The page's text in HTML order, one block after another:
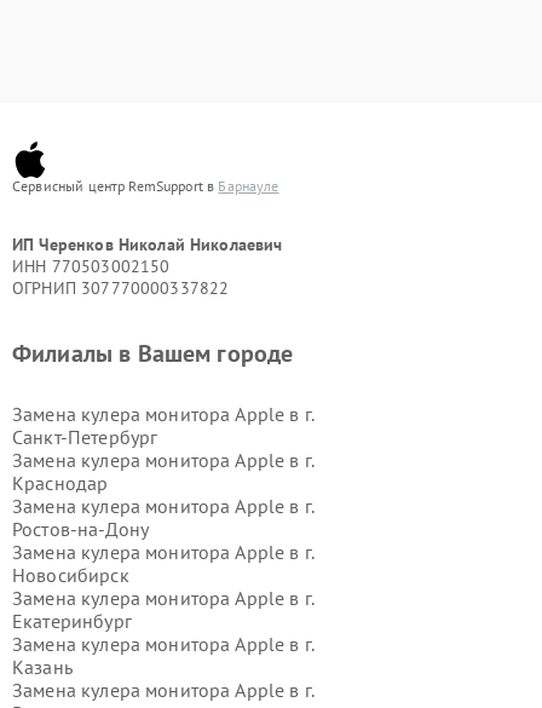
Сервисный центр RemSupport в Барнауле
ИП Черенков Николай Николаевич
ИНН 770503002150
ОГРНИП 307770000337822
Филиалы в Вашем городе
Замена кулера монитора Apple в г.
Санкт-Петербург
Замена кулера монитора Apple в г.
Краснодар
Замена кулера монитора Apple в г.
Ростов-на-Дону
Замена кулера монитора Apple в г.
Новосибирск
Замена кулера монитора Apple в г.
Екатеринбург
Замена кулера монитора Apple в г.
Казань
Замена кулера монитора Apple в г.